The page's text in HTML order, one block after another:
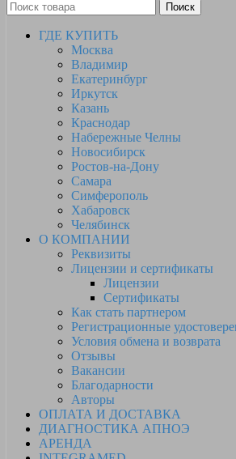
Поиск
ГДЕ КУПИТЬ
Москва
Владимир
Екатеринбург
Иркутск
Казань
Краснодар
Набережные Челны
Новосибирск
Ростов-на-Дону
Самара
Симферополь
Хабаровск
Челябинск
О КОМПАНИИ
Реквизиты
Лицензии и сертификаты
Лицензии
Сертификаты
Как стать партнером
Регистрационные
Условия обмена и возврата
Отзывы
Вакансии
Благодарности
Авторы
ОПЛАТА И ДОСТАВКА
ДИАГНОСТИКА АПНОЭ
АРЕНДА